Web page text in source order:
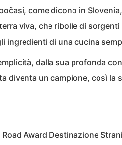
come dicono in
viva, che ribolle di
ingredienti di una cucina
dalla sua profonda
diventa un campione, così la
Road Award Destinazione